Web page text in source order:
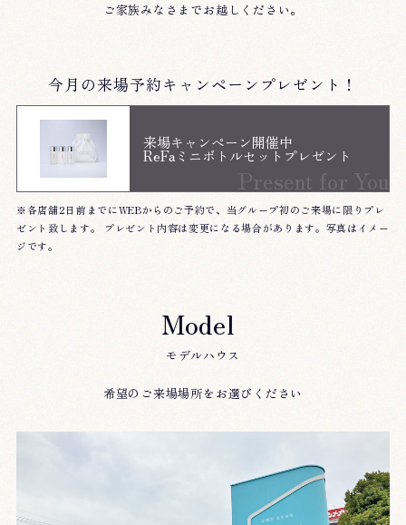
ご家族みなさまでお越しください。
今月の来場予約キャンペーンプレゼント！
来場キャンペーン開催中
ReFaミニボトルセットプレゼント
Present for You
※各店舗2日前までにWEBからのご予約で、当グループ初のご来場に限りプレ
ゼント致します。 プレゼント内容は変更になる場合があります。写真はイメー
ジです。
Model
モデルハウス
希望のご来場場所をお選びください